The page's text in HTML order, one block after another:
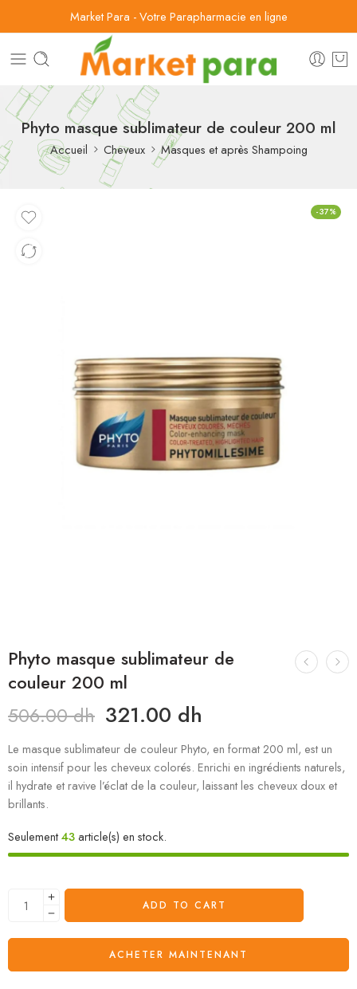
Market Para - Votre Parapharmacie en ligne
Phyto masque sublimateur de couleur 200 ml
Accueil Cheveux Masques et après Shampoing
-37%
Phyto masque sublimateur de
couleur 200 ml
506.00dh 321.00 dh
Le masque sublimateur de couleur Phyto, en format 200 ml, est un
soin intensif pour les cheveux colorés. Enrichi en ingrédients naturels,
il hydrate et ravive l’éclat de la couleur, laissant les cheveux doux et
brillants.
Seulement43article(s) en stock.
ADD TO CART
ACHETER MAINTENANT